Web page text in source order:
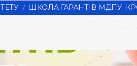
ШКОЛА ГАРАНТІВ МДПУ: